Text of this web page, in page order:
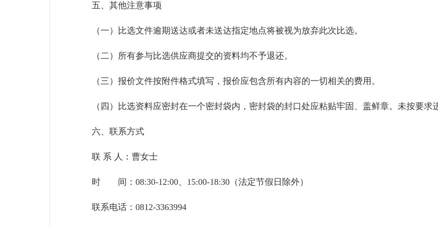
五、其他注意事项
（一）比选文件逾期送达或者未送达指定地点将被视为放弃此次比选。
（二）所有参与比选供应商提交的资料均不予退还。
（三）报价文件按附件格式填写，报价应包含所有内容的一切相关的费用。
（四）比选资料应密封在一个密封袋内，密封袋的封口处应粘贴牢固、盖鲜章。未按要求
六、联系方式
联 系 人：曹女士
时 间：08:30-12:00、15:00-18:30（法定节假日除外）
联系电话：0812-3363994